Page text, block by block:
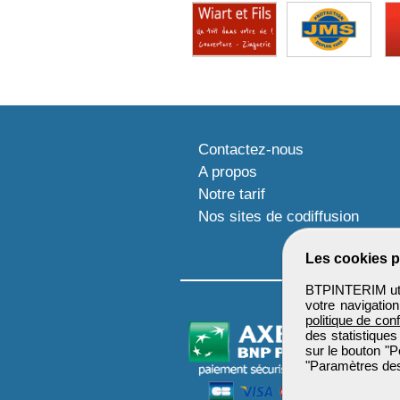
Les cookies
BTPINTERIM
votre
politique de
des
sur le bouton
"Paramètres
Contactez-nous
A propos
Notre tarif
Nos sites de codiffusion